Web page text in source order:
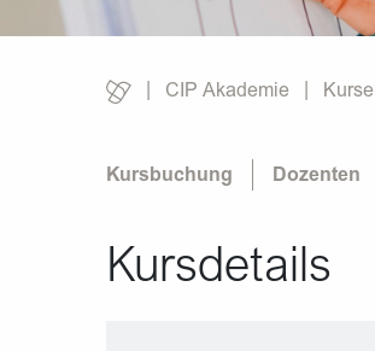
CIP Akademie Kurse
Kursbuchung Dozenten
Kursdetails